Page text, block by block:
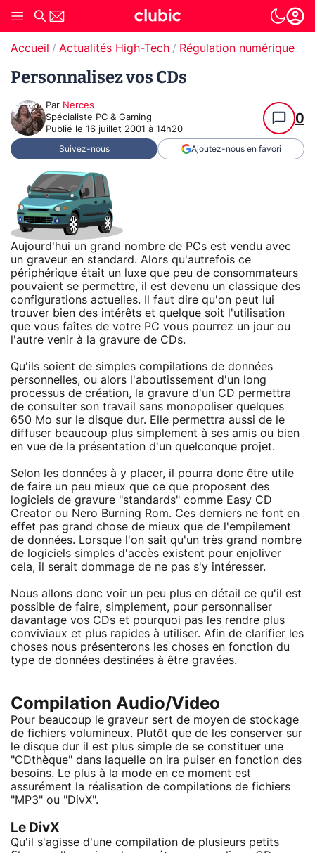
Accueil Actualités High-Tech Régulation numérique
Personnalisez vos CDs
Par Nerces
Spécialiste PC & Gaming
Publié le 16 juillet 2001 à 14h20
0
Suivez-nous Ajoutez-nous en favori
Aujourd'hui un grand nombre de PCs est vendu avec
un graveur en standard. Alors qu'autrefois ce
périphérique était un luxe que peu de consommateurs
pouvaient se permettre, il est devenu un classique des
configurations actuelles. Il faut dire qu'on peut lui
trouver bien des intérêts et quelque soit l'utilisation
que vous faîtes de votre PC vous pourrez un jour ou
l'autre venir à la gravure de CDs.
Qu'ils soient de simples compilations de données
personnelles, ou alors l'aboutissement d'un long
processus de création, la gravure d'un CD permettra
de consulter son travail sans monopoliser quelques
650 Mo sur le disque dur. Elle permettra aussi de le
diffuser beaucoup plus simplement à ses amis ou bien
en vue de la présentation d'un quelconque projet.
Selon les données à y placer, il pourra donc être utile
de faire un peu mieux que ce que proposent des
logiciels de gravure "standards" comme Easy CD
Creator ou Nero Burning Rom. Ces derniers ne font en
effet pas grand chose de mieux que de l'empilement
de données. Lorsque l'on sait qu'un très grand nombre
de logiciels simples d'accès existent pour enjoliver
cela, il serait dommage de ne pas s'y intéresser.
Nous allons donc voir un peu plus en détail ce qu'il est
possible de faire, simplement, pour personnaliser
davantage vos CDs et pourquoi pas les rendre plus
conviviaux et plus rapides à utiliser. Afin de clarifier les
choses nous présenterons les choses en fonction du
type de données destinées à être gravées.
Compilation Audio/Video
Pour beaucoup le graveur sert de moyen de stockage
de fichiers volumineux. Plutôt que de les conserver sur
le disque dur il est plus simple de se constituer une
"CDthèque" dans laquelle on ira puiser en fonction des
besoins. Le plus à la mode en ce moment est
assurément la réalisation de compilations de fichiers
"MP3" ou "DivX".
Le DivX
Qu'il s'agisse d'une compilation de plusieurs petits